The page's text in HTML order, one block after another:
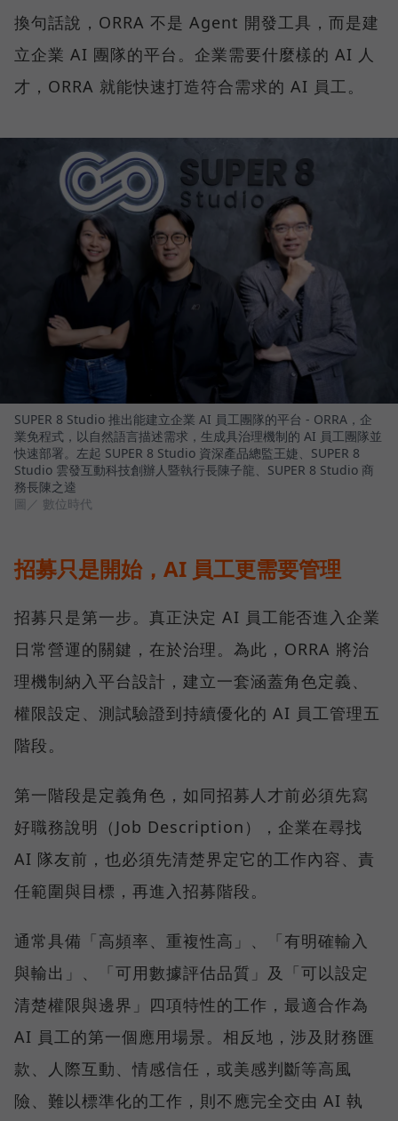
換句話說，ORRA 不是 Agent 開發工具，而是建
立企業 AI 團隊的平台。企業需要什麼樣的 AI 人
才，ORRA 就能快速打造符合需求的 AI 員工。
SUPER 8 Studio 推出能建立企業 AI 員工團隊的平台 - ORRA，企
業免程式，以自然語言描述需求，生成具治理機制的 AI 員工團隊並
快速部署。左起 SUPER 8 Studio 資深產品總監王婕、SUPER 8
Studio 雲發互動科技創辦人暨執行長陳子龍、SUPER 8 Studio 商
務長陳之逵
圖／ 數位時代
招募只是開始，AI 員工更需要管理
招募只是第一步。真正決定 AI 員工能否進入企業
日常營運的關鍵，在於治理。為此，ORRA 將治
理機制納入平台設計，建立一套涵蓋角色定義、
權限設定、測試驗證到持續優化的 AI 員工管理五
階段。
第一階段是定義角色，如同招募人才前必須先寫
好職務說明（Job Description），企業在尋找
AI 隊友前，也必須先清楚界定它的工作內容、責
任範圍與目標，再進入招募階段。
通常具備「高頻率、重複性高」、「有明確輸入
與輸出」、「可用數據評估品質」及「可以設定
清楚權限與邊界」四項特性的工作，最適合作為
AI 員工的第一個應用場景。相反地，涉及財務匯
款、人際互動、情感信任，或美感判斷等高風
險、難以標準化的工作，則不應完全交由 AI 執